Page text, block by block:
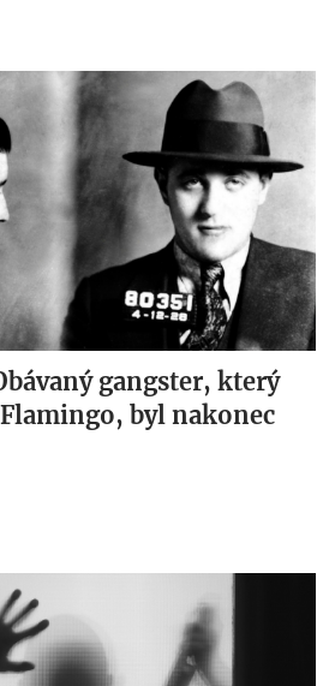
gangster, který
byl nakonec